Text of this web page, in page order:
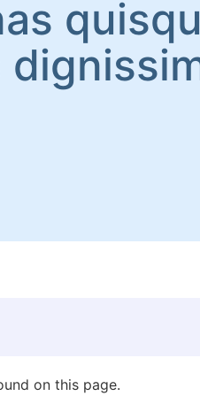
on this page.